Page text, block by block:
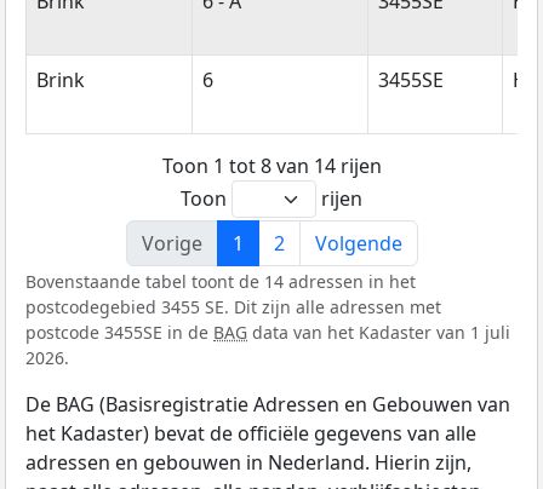
Brink 6 3455SE
Toon 1 tot 8 van 14 rijen
Toon
rijen
Vorige
1 2 Volgende
Bovenstaande tabel toont de 14 adressen in het
postcodegebied 3455 SE. Dit zijn alle adressen met
postcode 3455SE in de BAG data van het Kadaster van 1 juli
2026.
De BAG (Basisregistratie Adressen en Gebouwen van
het Kadaster) bevat de officiële gegevens van alle
adressen en gebouwen in Nederland. Hierin zijn,